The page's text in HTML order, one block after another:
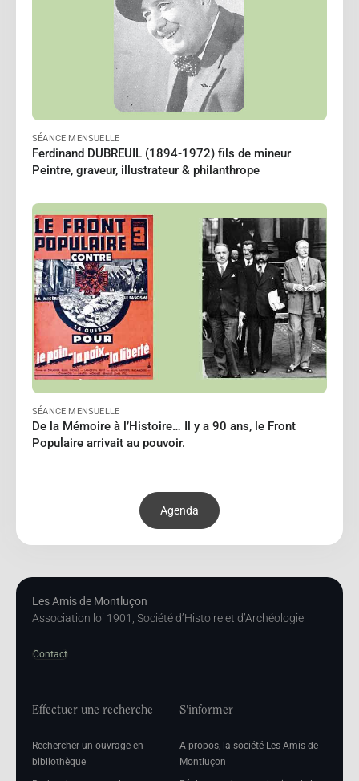
SÉANCE MENSUELLE
Ferdinand DUBREUIL (1894-1972) fils de mineur
Peintre, graveur, illustrateur & philanthrope
PERRIN Jean-Paul
Le 12/02/2027
à 18:00
SÉANCE MENSUELLE
De la Mémoire à l’Histoire… Il y a 90 ans, le Front
Populaire arrivait au pouvoir.
Agenda
Les Amis de Montluçon
Association loi 1901, Société d’Histoire et d’Archéologie
Contact
Effectuer une recherche
Rechercher un ouvrage en
bibliothèque
S'informer
A propos, la société Les Amis de
Montluçon